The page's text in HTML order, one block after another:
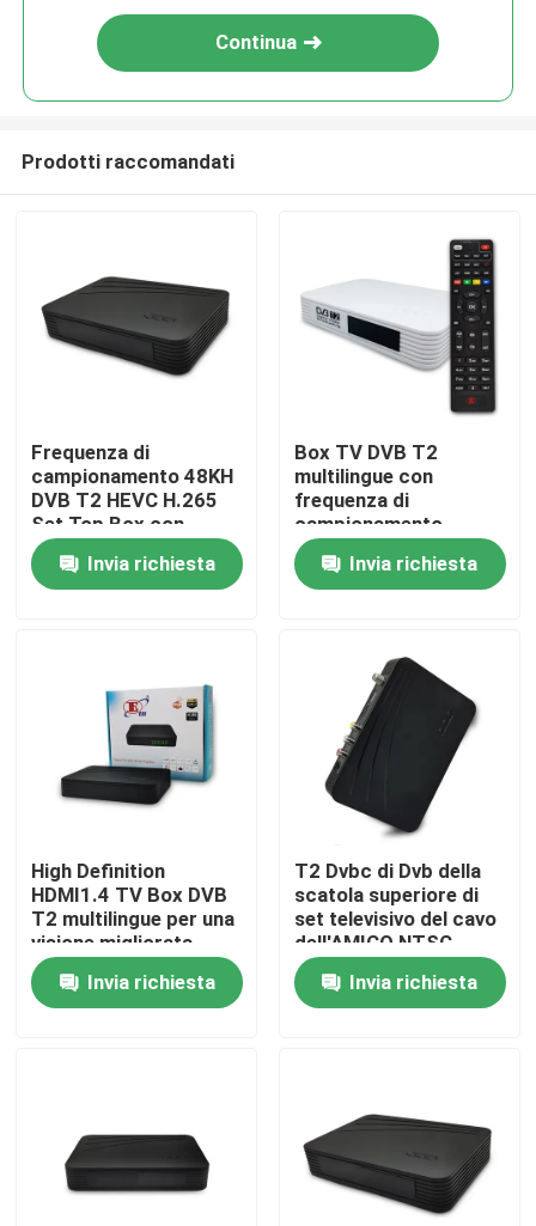
Casa
Chi siamo
Controllo di qualità
Contattaci
Scatola superiore di set televisivo
Continua
Prodotti raccomandati
Frequenza di
campionamento 48KH
DVB T2 HEVC H.265
Set Top Box con
connettività USB
Invia richiesta
Box TV DVB T2
multilingue con
frequenza di
campionamento
32KHz 44,1KHz 48KHz
Invia richiesta
High Definition
HDMI1.4 TV Box DVB
T2 multilingue per una
visione migliorata
Invia richiesta
T2 Dvbc di Dvb della
scatola superiore di
set televisivo del cavo
dell'AMICO NTSC
Digital del
temporizzatore dei
controlli paterni
Invia richiesta